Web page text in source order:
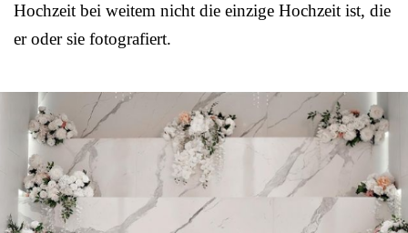
Hochzeit bei weitem nicht die einzige Hochzeit ist, die
er oder sie fotografiert.